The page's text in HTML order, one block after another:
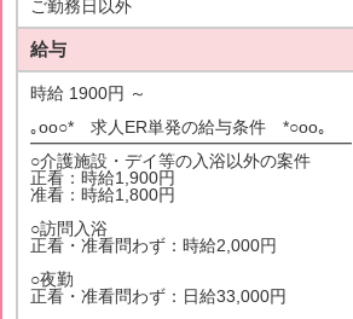
ご勤務日以外
給与
時給 1900円 ～
｡oо○* 求人ER単発の給与条件 *○оo｡
━━━━━━━━━━━━━━━━━━━
○介護施設・デイ等の入浴以外の案件
正看：時給1,900円
准看：時給1,800円
○訪問入浴
正看・准看問わず：時給2,000円
○夜勤
正看・准看問わず：日給33,000円